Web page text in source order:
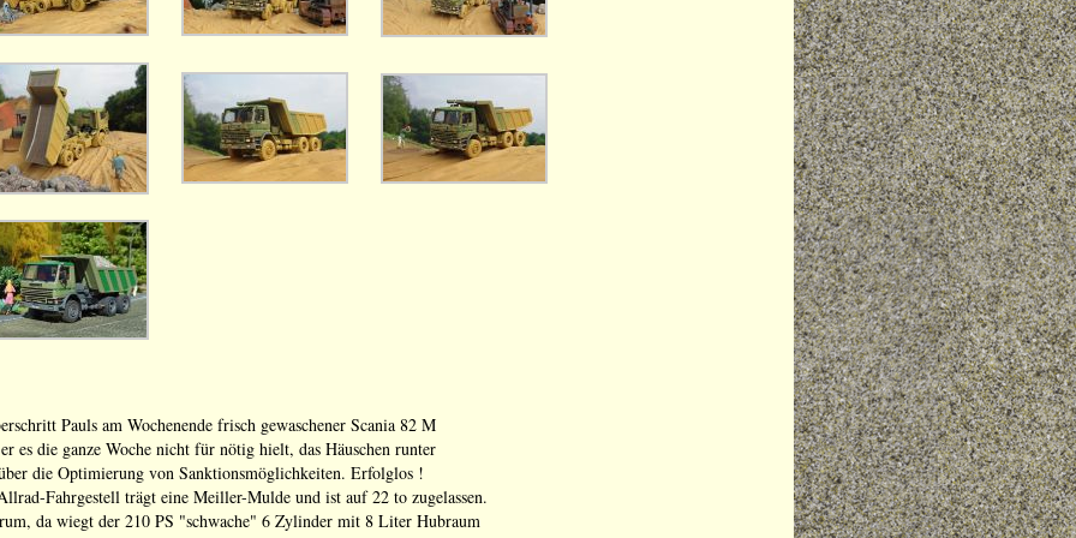
Pauls am Wochenende frisch gewaschener Scania 82 M
es die ganze Woche nicht für nötig hielt, das Häuschen runter
die Optimierung von Sanktionsmöglichkeiten. Erfolglos !
Fahrgestell trägt eine Meiller-Mulde und ist auf 22 to zugelassen.
da wiegt der 210 PS "schwache" 6 Zylinder mit 8 Liter Hubraum